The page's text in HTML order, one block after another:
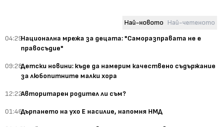
Най-новото Най-четеното
04:29Национална мрежа за децата: "Саморазправата не е
правосъдие"
09:28Детски новини: къде да намерим качествено съдържание
за любопитните малки хора
12:22Авторитарен родител ли съм?
01:46Дърпането на ухо Е насилие, напомня НМД